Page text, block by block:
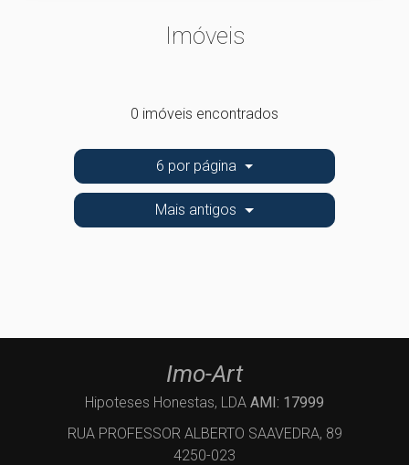
Imóveis
0 imóveis encontrados
6 por página
Mais antigos
Imo-Art
Hipoteses Honestas, LDA AMI: 17999
RUA PROFESSOR ALBERTO SAAVEDRA, 89
4250-023